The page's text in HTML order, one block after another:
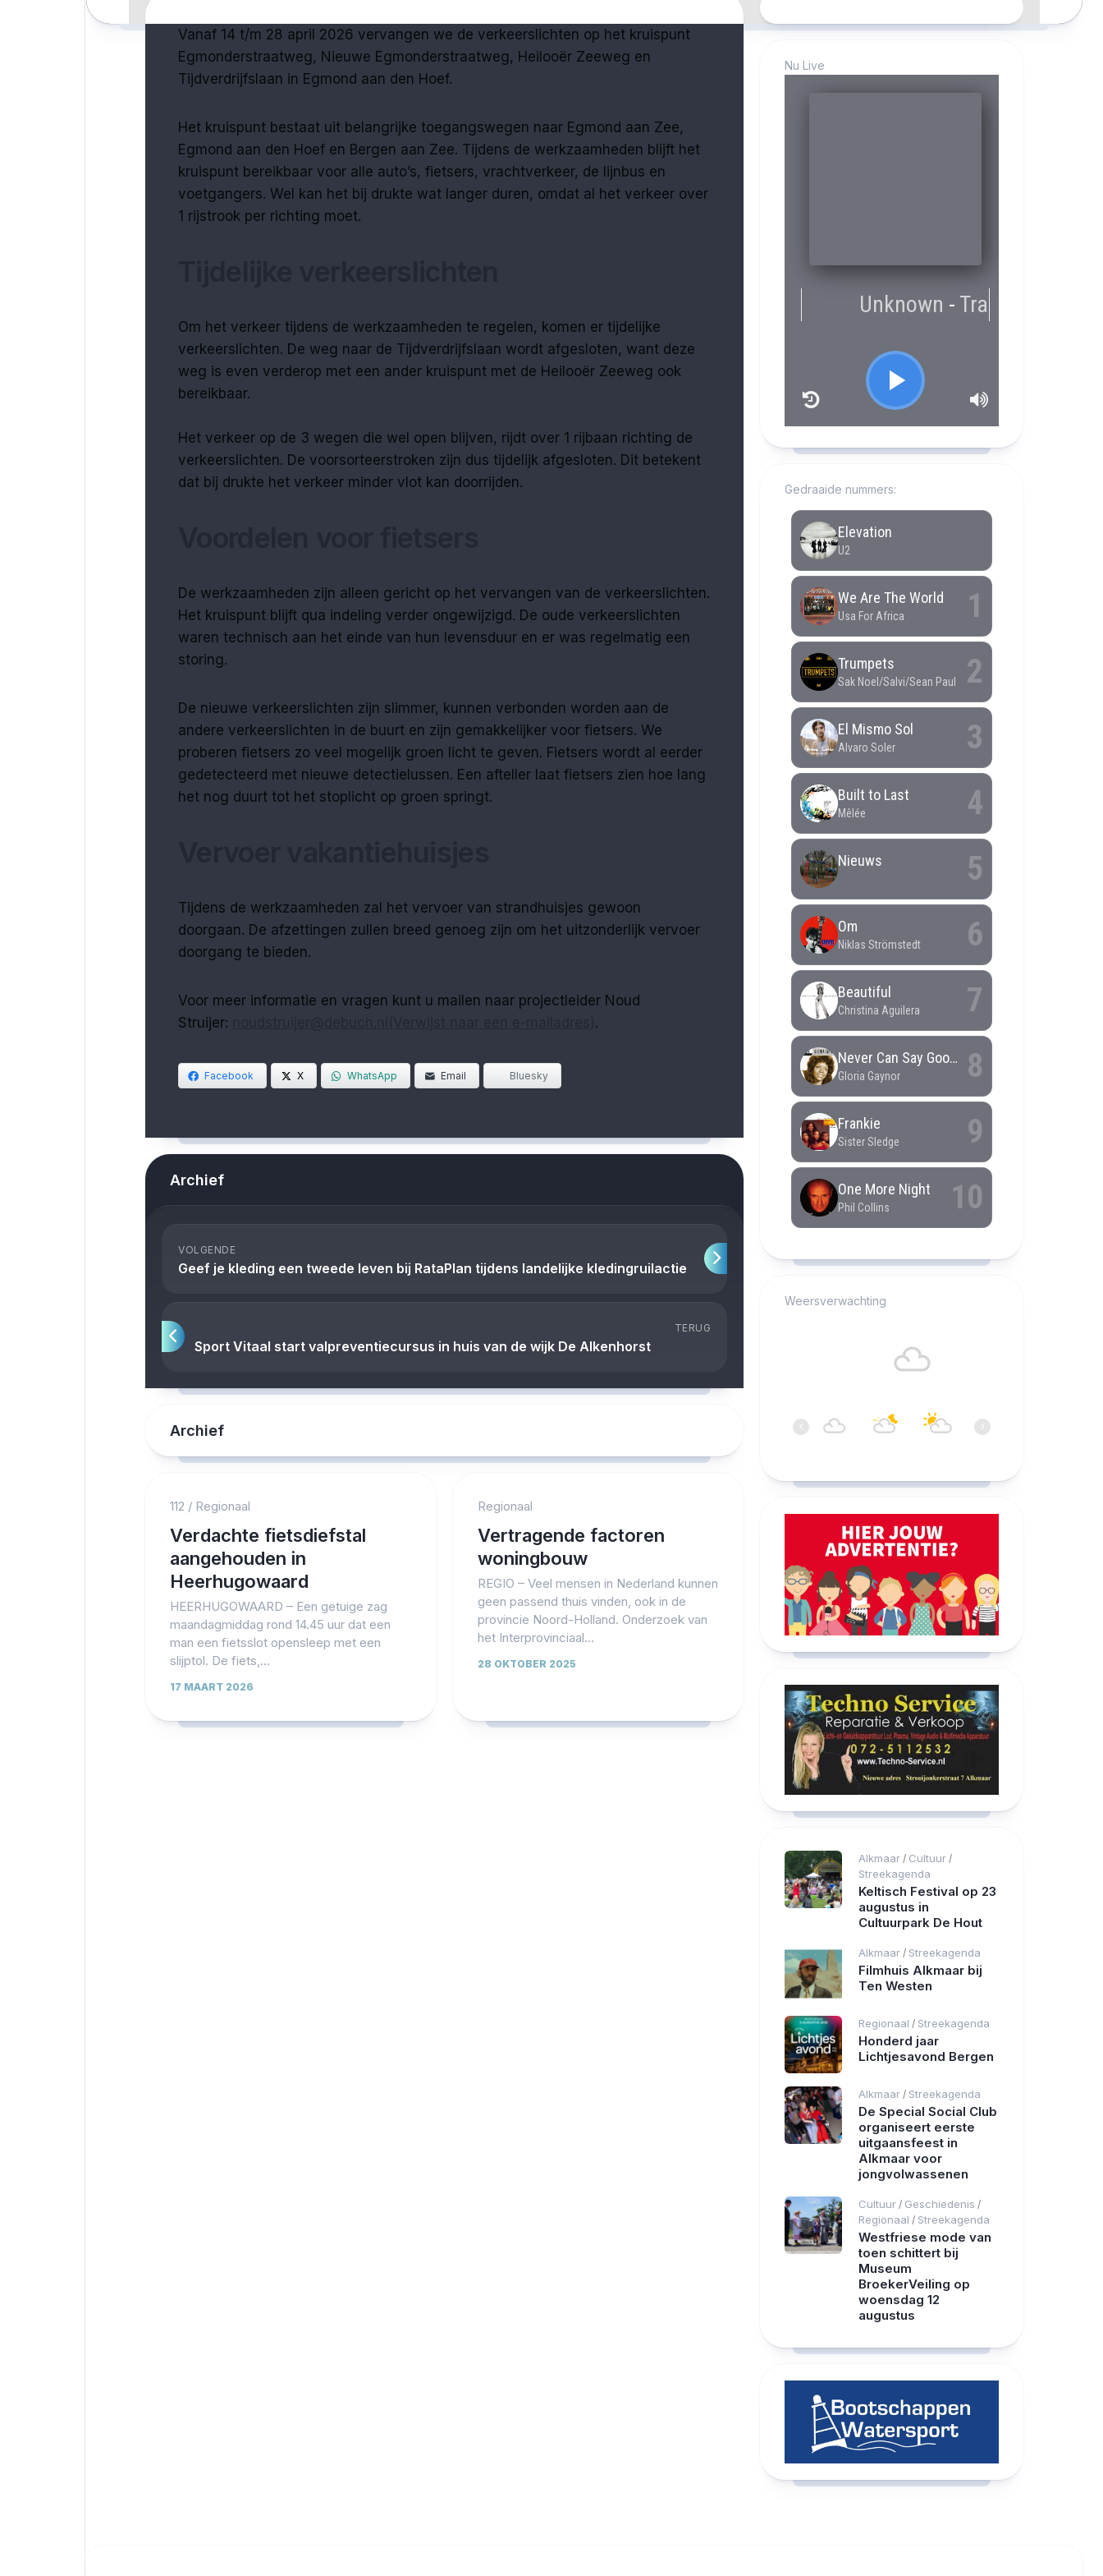
Vanaf 14 t/m 28 april 2026 vervangen we de verkeerslichten op het kruispunt
Egmonderstraatweg, Nieuwe Egmonderstraatweg, Heilooër Zeeweg en
Tijdverdrijfslaan in Egmond aan den Hoef.
Het kruispunt bestaat uit belangrijke toegangswegen naar Egmond aan Zee,
Egmond aan den Hoef en Bergen aan Zee. Tijdens de werkzaamheden blijft het
kruispunt bereikbaar voor alle auto’s, fietsers, vrachtverkeer, de lijnbus en
voetgangers. Wel kan het bij drukte wat langer duren, omdat al het verkeer over
1 rijstrook per richting moet.
Om het verkeer tijdens de werkzaamheden te regelen, komen er tijdelijke
verkeerslichten. De weg naar de Tijdverdrijfslaan wordt afgesloten, want deze
weg is even verderop met een ander kruispunt met de Heilooër Zeeweg ook
bereikbaar.
Het verkeer op de 3 wegen die wel open blijven, rijdt over 1 rijbaan richting de
verkeerslichten. De voorsorteerstroken zijn dus tijdelijk afgesloten. Dit betekent
dat bij drukte het verkeer minder vlot kan doorrijden.
De werkzaamheden zijn alleen gericht op het vervangen van de verkeerslichten.
Het kruispunt blijft qua indeling verder ongewijzigd. De oude verkeerslichten
waren technisch aan het einde van hun levensduur en er was regelmatig een
storing.
De nieuwe verkeerslichten zijn slimmer, kunnen verbonden worden aan de
andere verkeerslichten in de buurt en zijn gemakkelijker voor fietsers. We
proberen fietsers zo veel mogelijk groen licht te geven. Fietsers wordt al eerder
gedetecteerd met nieuwe detectielussen. Een afteller laat fietsers zien hoe lang
het nog duurt tot het stoplicht op groen springt.
Tijdens de werkzaamheden zal het vervoer van strandhuisjes gewoon
doorgaan. De afzettingen zullen breed genoeg zijn om het uitzonderlijk vervoer
doorgang te bieden.
Voor meer informatie en vragen kunt u mailen naar projectleider Noud
Struijer:
.
Facebook X WhatsApp Email Bluesky
Archief
VOLGENDE
Geef je kleding een tweede leven bij RataPlan tijdens landelijke kledingruilactie
TERUG
Sport Vitaal start valpreventiecursus in huis van de wijk De Alkenhorst
Archief
112 / Regionaal
Verdachte fietsdiefstal
aangehouden in
Heerhugowaard
HEERHUGOWAARD – Een getuige zag
maandagmiddag rond 14.45 uur dat een
man een fietsslot opensleep met een
slijptol. De fiets,...
17 MAART 2026
Regionaal
Vertragende factoren
woningbouw
REGIO – Veel mensen in Nederland kunnen
geen passend thuis vinden, ook in de
provincie Noord-Holland. Onderzoek van
het Interprovinciaal...
28 OKTOBER 2025
Nu Live
Gedraaide nummers:
Weersverwachting
‹ ›
Alkmaar / Cultuur /
Streekagenda
Keltisch Festival op 23
augustus in
Cultuurpark De Hout
Alkmaar / Streekagenda
Filmhuis Alkmaar bij
Ten Westen
Regionaal / Streekagenda
Honderd jaar
Lichtjesavond Bergen
Alkmaar / Streekagenda
De Special Social Club
organiseert eerste
uitgaansfeest in
Alkmaar voor
jongvolwassenen
Cultuur / Geschiedenis /
Regionaal / Streekagenda
Westfriese mode van
toen schittert bij
Museum
BroekerVeiling op
woensdag 12
augustus